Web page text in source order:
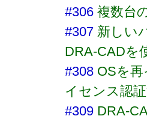
#306 複数台
#307 新しい
DRA-CADを
#308 OSを
イセンス認
#309 DRA-